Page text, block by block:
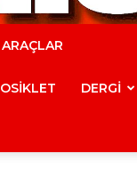
DERGİ